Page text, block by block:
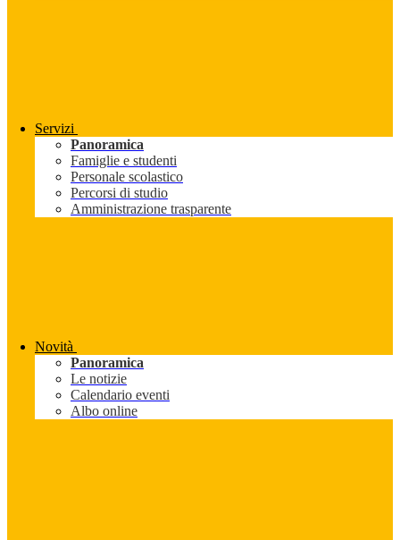
Servizi
Panoramica
Famiglie e studenti
Personale scolastico
Percorsi di studio
Amministrazione trasparente
Novità
Panoramica
Le notizie
Calendario eventi
Albo online